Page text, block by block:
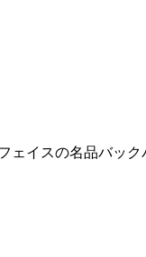
ェイスの名品バック